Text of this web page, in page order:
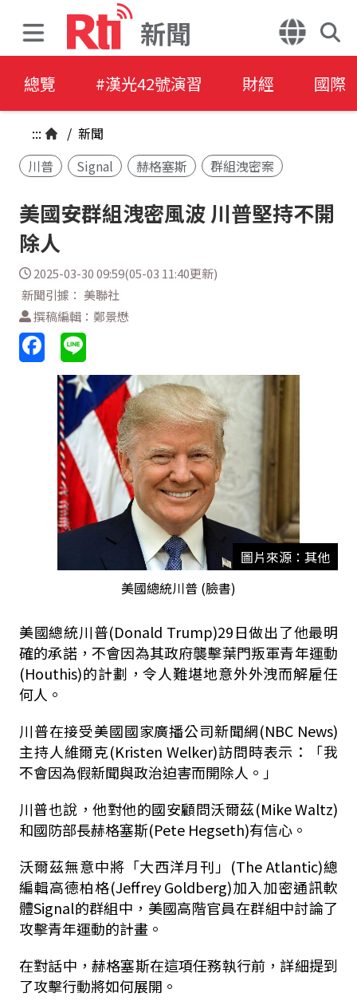
新聞
總覽 #漢光42號演習 財經 國際
::: / 新聞
川普
Signal 赫格塞斯 群組洩密案
美國安群組洩密風波 川普堅持不開
除人
2025-03-30 09:59(05-03 11:40更新)
新聞引據： 美聯社
撰稿編輯：鄭景懋
圖片來源：其他
美國總統川普 (臉書)
美國總統川普(Donald Trump)29日做出了他最明
確的承諾，不會因為其政府襲擊葉門叛軍青年運動
(Houthis)的計劃，令人難堪地意外外洩而解雇任
何人。
川普在接受美國國家廣播公司新聞網(NBC News)
主持人維爾克(Kristen Welker)訪問時表示：「我
不會因為假新聞與政治迫害而開除人。」
川普也說，他對他的國安顧問沃爾茲(Mike Waltz)
和國防部長赫格塞斯(Pete Hegseth)有信心。
沃爾茲無意中將「大西洋月刊」(The Atlantic)總
編輯高德柏格(Jeffrey Goldberg)加入加密通訊軟
體Signal的群組中，美國高階官員在群組中討論了
攻擊青年運動的計畫。
在對話中，赫格塞斯在這項任務執行前，詳細提到
了攻擊行動將如何展開。